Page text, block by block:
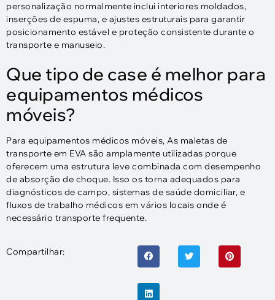
personalização normalmente inclui interiores moldados,
inserções de espuma, e ajustes estruturais para garantir
posicionamento estável e proteção consistente durante o
transporte e manuseio.
Que tipo de case é melhor para
equipamentos médicos
móveis?
Para equipamentos médicos móveis, As maletas de
transporte em EVA são amplamente utilizadas porque
oferecem uma estrutura leve combinada com desempenho
de absorção de choque. Isso os torna adequados para
diagnósticos de campo, sistemas de saúde domiciliar, e
fluxos de trabalho médicos em vários locais onde é
necessário transporte frequente.
Compartilhar: